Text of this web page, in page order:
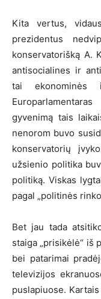
Kita vertus,
prezidentus
konservatorišką A.
antisocialines ir
tai ekonominės
gyvenimą tais
nenorom buvo
konservatorių
užsienio politika
politiką. Viskas
pagal „politinės
Bet jau tada
staiga „prisikėlė“ iš
bei patarimai
televizijos
puslapiuose.